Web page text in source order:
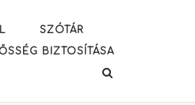
SZÓTÁR
BIZTOSÍTÁSA